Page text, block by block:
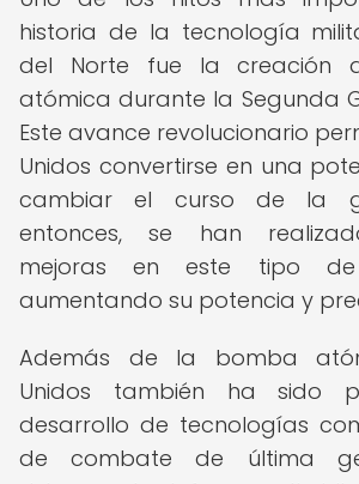
historia de la tecnología
del Norte fue la creación
atómica durante la Segunda
Este avance revolucionario
Unidos convertirse en una
cambiar el curso de la
entonces, se han
mejoras en este tipo de
aumentando su potencia y
Además de la bomba
Unidos también ha sido
desarrollo de tecnologías
de combate de última